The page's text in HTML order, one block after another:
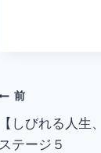
前
【しびれる人
ステージ５